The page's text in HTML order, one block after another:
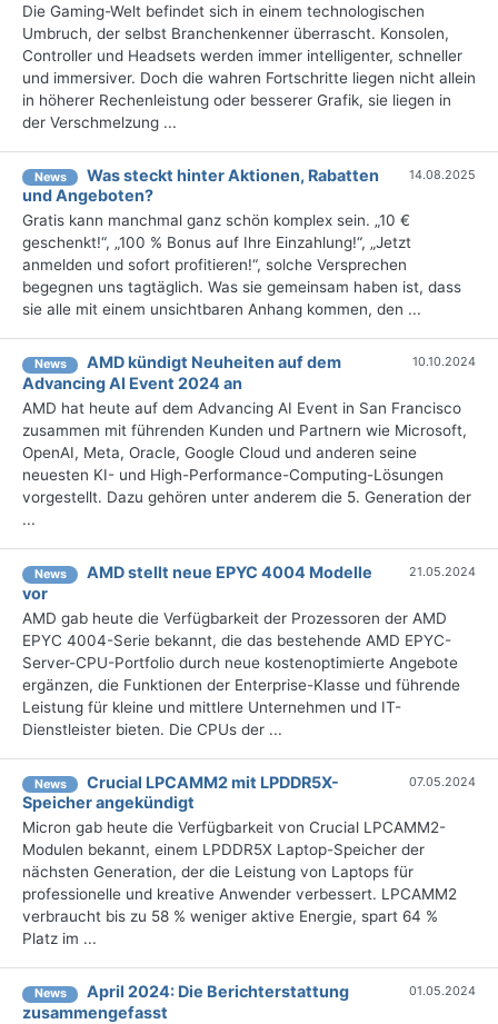
Die Gaming-Welt befindet sich in einem technologischen
Umbruch, der selbst Branchenkenner überrascht. Konsolen,
Controller und Headsets werden immer intelligenter, schneller
und immersiver. Doch die wahren Fortschritte liegen nicht allein
in höherer Rechenleistung oder besserer Grafik, sie liegen in
der Verschmelzung ...
News
Was steckt hinter Aktionen, Rabatten
und Angeboten?
14.08.2025
Gratis kann manchmal ganz schön komplex sein. „10 €
geschenkt!“, „100 % Bonus auf Ihre Einzahlung!“, „Jetzt
anmelden und sofort profitieren!“, solche Versprechen
begegnen uns tagtäglich. Was sie gemeinsam haben ist, dass
sie alle mit einem unsichtbaren Anhang kommen, den ...
News
AMD kündigt Neuheiten auf dem
Advancing AI Event 2024 an
10.10.2024
AMD hat heute auf dem Advancing AI Event in San Francisco
zusammen mit führenden Kunden und Partnern wie Microsoft,
OpenAI, Meta, Oracle, Google Cloud und anderen seine
neuesten KI- und High-Performance-Computing-Lösungen
vorgestellt. Dazu gehören unter anderem die 5. Generation der
...
News
AMD stellt neue EPYC 4004 Modelle
vor
21.05.2024
AMD gab heute die Verfügbarkeit der Prozessoren der AMD
EPYC 4004-Serie bekannt, die das bestehende AMD EPYC-
Server-CPU-Portfolio durch neue kostenoptimierte Angebote
ergänzen, die Funktionen der Enterprise-Klasse und führende
Leistung für kleine und mittlere Unternehmen und IT-
Dienstleister bieten. Die CPUs der ...
News
Crucial LPCAMM2 mit LPDDR5X-
Speicher angekündigt
07.05.2024
Micron gab heute die Verfügbarkeit von Crucial LPCAMM2-
Modulen bekannt, einem LPDDR5X Laptop-Speicher der
nächsten Generation, der die Leistung von Laptops für
professionelle und kreative Anwender verbessert. LPCAMM2
verbraucht bis zu 58 % weniger aktive Energie, spart 64 %
Platz im ...
News
April 2024: Die Bericht­erstattung
zusammengefasst
01.05.2024